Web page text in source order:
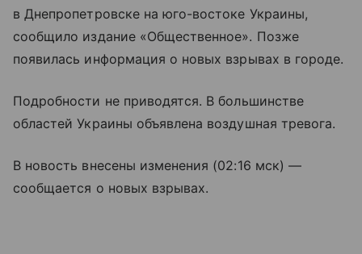
в Днепропетровске на юго-востоке Украины,
сообщило издание «Общественное». Позже
появилась информация о новых взрывах в городе.
Подробности не приводятся. В большинстве
областей Украины объявлена воздушная тревога.
В новость внесены изменения (02:16 мск) —
сообщается о новых взрывах.